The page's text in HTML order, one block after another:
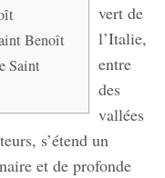
Benoît
Saint
vert de
l’Italie,
entre
des
vallées
s’étend un
et de profonde